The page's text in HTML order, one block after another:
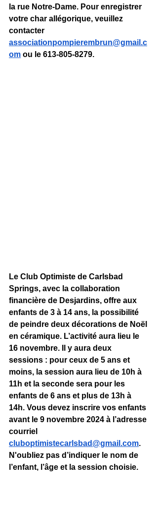
la rue Notre-Dame. Pour enregistrer
votre char allégorique, veuillez
contacter
associationpompierembrun@gmail.c
om ou le 613-805-8279.
Le Club Optimiste de Carlsbad
Springs, avec la collaboration
financière de Desjardins, offre aux
enfants de 3 à 14 ans, la possibilité
de peindre deux décorations de Noël
en céramique. L’activité aura lieu le
16 novembre. Il y aura deux
sessions : pour ceux de 5 ans et
moins, la session aura lieu de 10h à
11h et la seconde sera pour les
enfants de 6 ans et plus de 13h à
14h. Vous devez inscrire vos enfants
avant le 9 novembre 2024 à l’adresse
courriel
cluboptimistecarlsbad@gmail.com.
N'oubliez pas d’indiquer le nom de
l’enfant, l’âge et la session choisie.